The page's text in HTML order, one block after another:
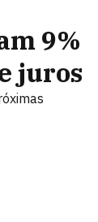
9%
juros